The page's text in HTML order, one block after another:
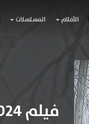
الأفلام المسلسلات
فيلم The Most Precious of Cargoes 2024 مترجم